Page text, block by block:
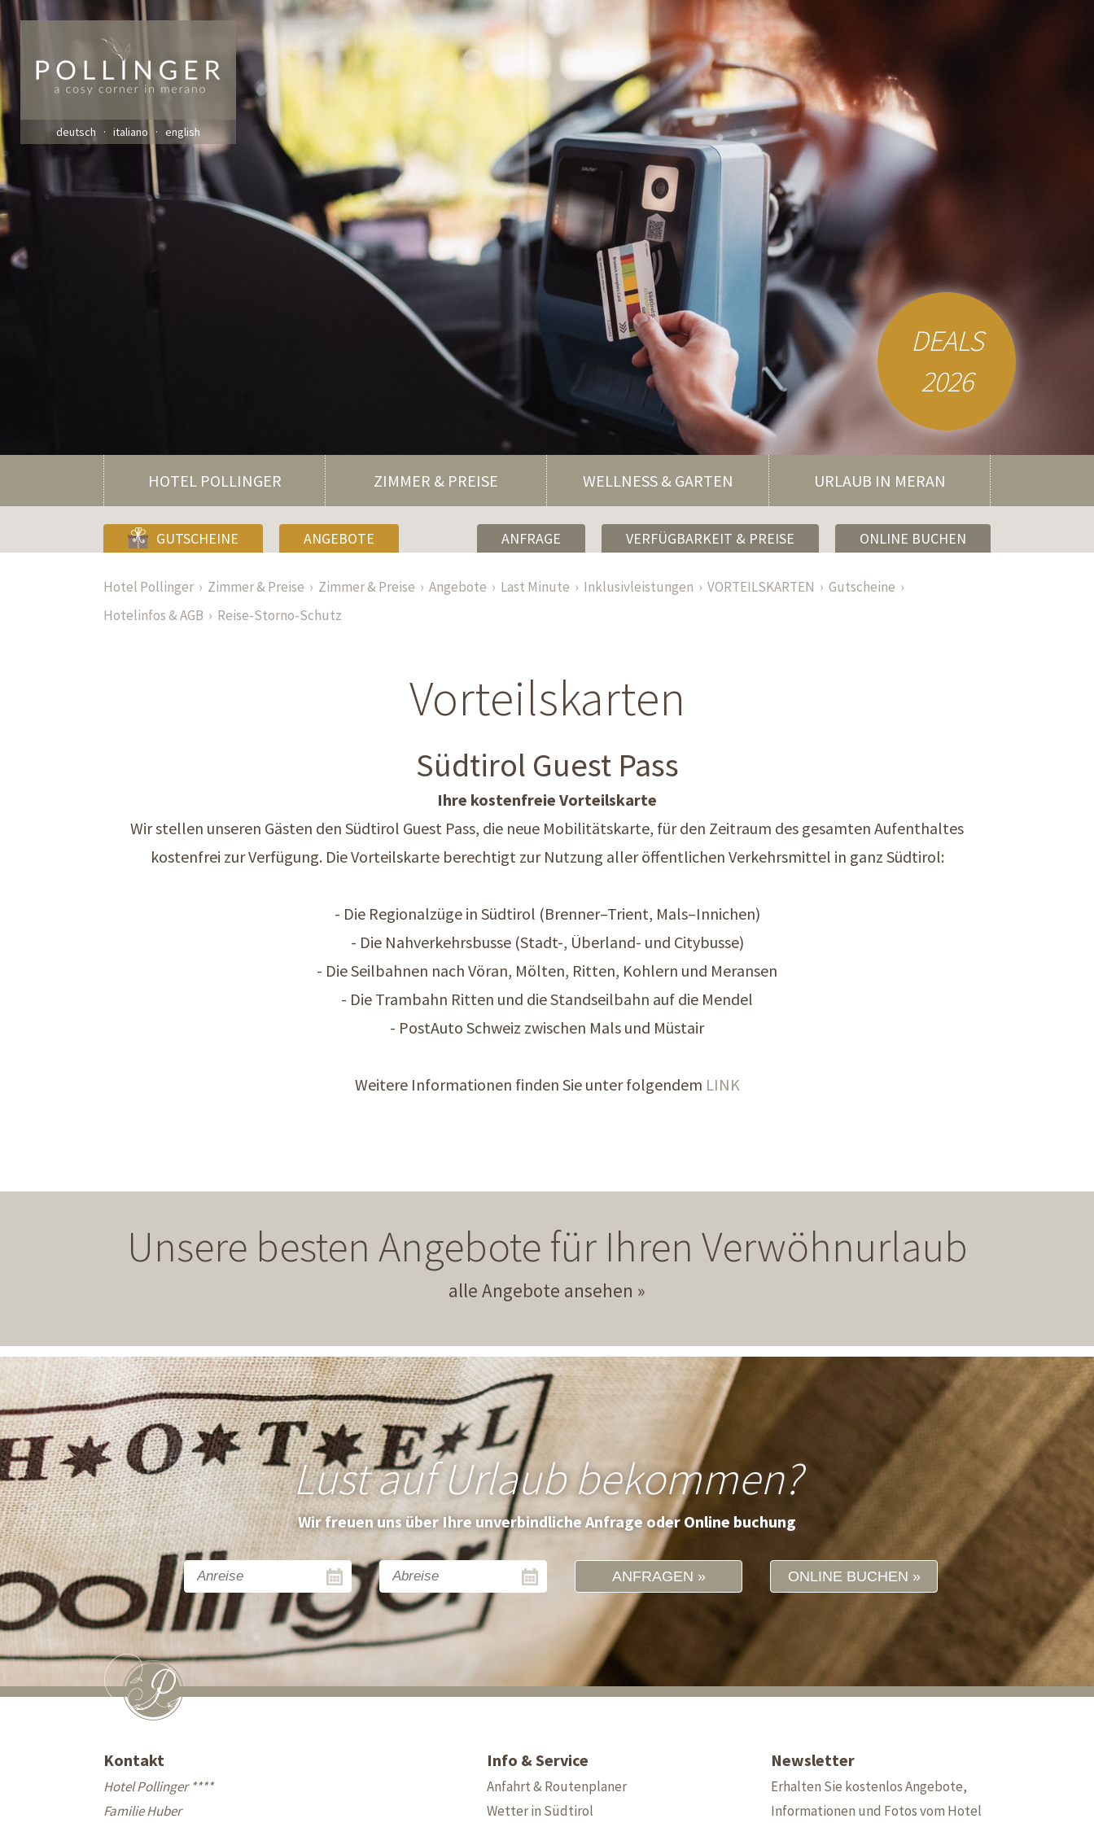
deutsch italiano english
DEALS
2026
HOTEL POLLINGER ZIMMER & PREISE WELLNESS & GARTEN URLAUB IN MERAN
GUTSCHEINE ANGEBOTE ONLINE BUCHEN
VERFÜGBARKEIT & PREISE
ANFRAGE
Hotel Pollinger Zimmer & Preise Zimmer & Preise Angebote Last Minute Inklusivleistungen VORTEILSKARTEN
Gutscheine
Hotelinfos & AGB
Reise-Storno-Schutz
Vorteilskarten
Südtirol Guest Pass
Ihre kostenfreie Vorteilskarte
Wir stellen unseren Gästen den Südtirol Guest Pass, die neue Mobilitätskarte, für den Zeitraum des gesamten Aufenthaltes
kostenfrei zur Verfügung. Die Vorteilskarte berechtigt zur Nutzung aller öffentlichen Verkehrsmittel in ganz Südtirol:
- Die Regionalzüge in Südtirol (Brenner–Trient, Mals–Innichen)
- Die Nahverkehrsbusse (Stadt-, Überland- und Citybusse)
- Die Seilbahnen nach Vöran, Mölten, Ritten, Kohlern und Meransen
- Die Trambahn Ritten und die Standseilbahn auf die Mendel
- PostAuto Schweiz zwischen Mals und Müstair
Weitere Informationen finden Sie unter folgendem LINK
Unsere besten Angebote für Ihren Verwöhnurlaub
alle Angebote ansehen
Lust auf Urlaub bekommen?
Wir freuen uns über Ihre unverbindliche Anfrage oder Online buchung
ANFRAGEN ONLINE BUCHEN
Kontakt
Hotel Pollinger ****
Familie Huber
Info & Service
Anfahrt & Routenplaner
Wetter in Südtirol
Newsletter
Erhalten Sie kostenlos Angebote,
Informationen und Fotos vom Hotel